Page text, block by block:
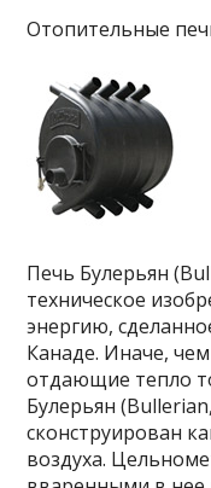
Отопительные
Печь Булерьян
техническое
энергию,
Канаде. Иначе,
отдающие тепло
Булерьян
сконструирован
воздуха.